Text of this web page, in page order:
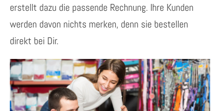
erstellt dazu die passende Rechnung. Ihre Kunden
werden davon nichts merken, denn sie bestellen
direkt bei Dir.